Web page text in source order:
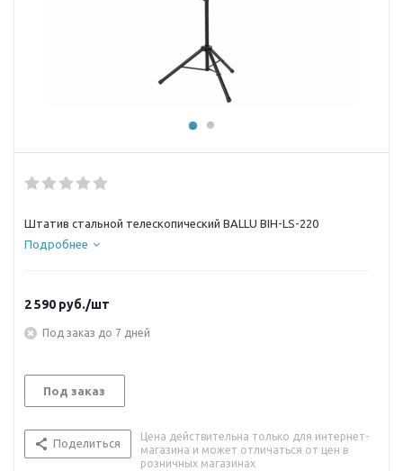
Штатив стальной телескопический BALLU BIH-LS-220
Подробнее
2 590 руб./шт
Под заказ до 7 дней
Под заказ
Поделиться
Цена действительна только для интернет-
магазина и может отличаться от цен в
розничных магазинах